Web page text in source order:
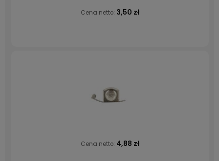
Cena netto: 3,50 zł
Cena netto: 4,88 zł